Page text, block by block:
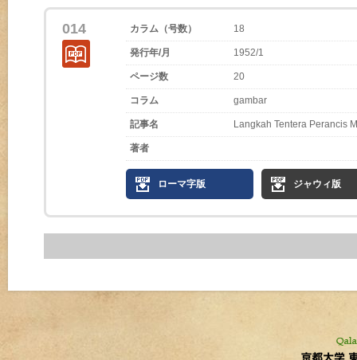
014 カラム（号数） 18
発行年/月 1952/1
ページ数 20
コラム gambar
記事名 Langkah Tentera Perancis
著者
ローマ字版 ジャウィ版